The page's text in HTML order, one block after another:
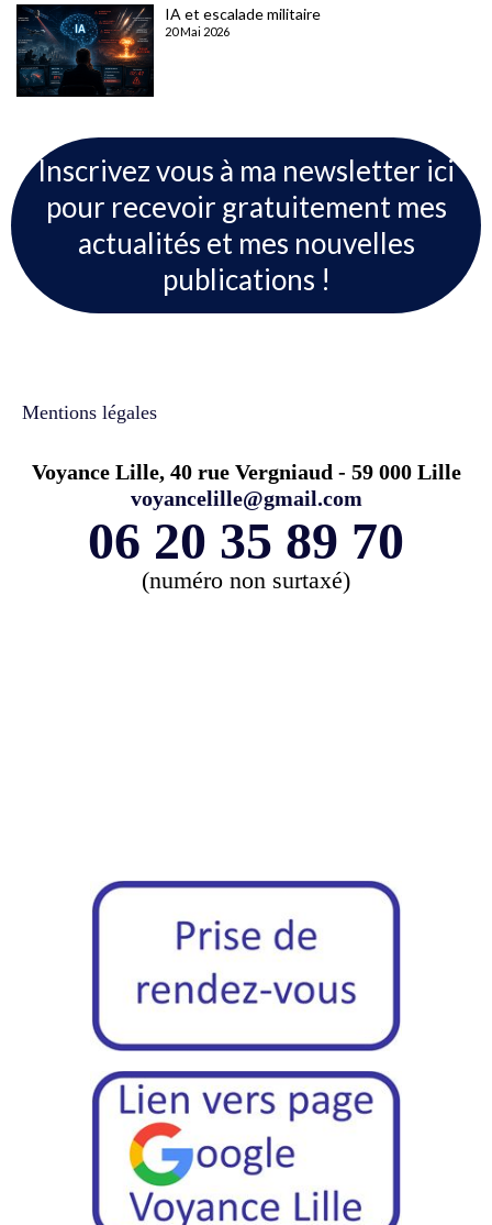
IA et escalade militaire
20 Mai 2026
Inscrivez vous à ma newsletter ici
pour recevoir gratuitement mes
actualités et mes nouvelles
publications !
Mentions légales
Voyance Lille, 40 rue Vergniaud - 59 000 Lille
voyancelille@gmail.com
06 20 35 89 70
(numéro non surtaxé)